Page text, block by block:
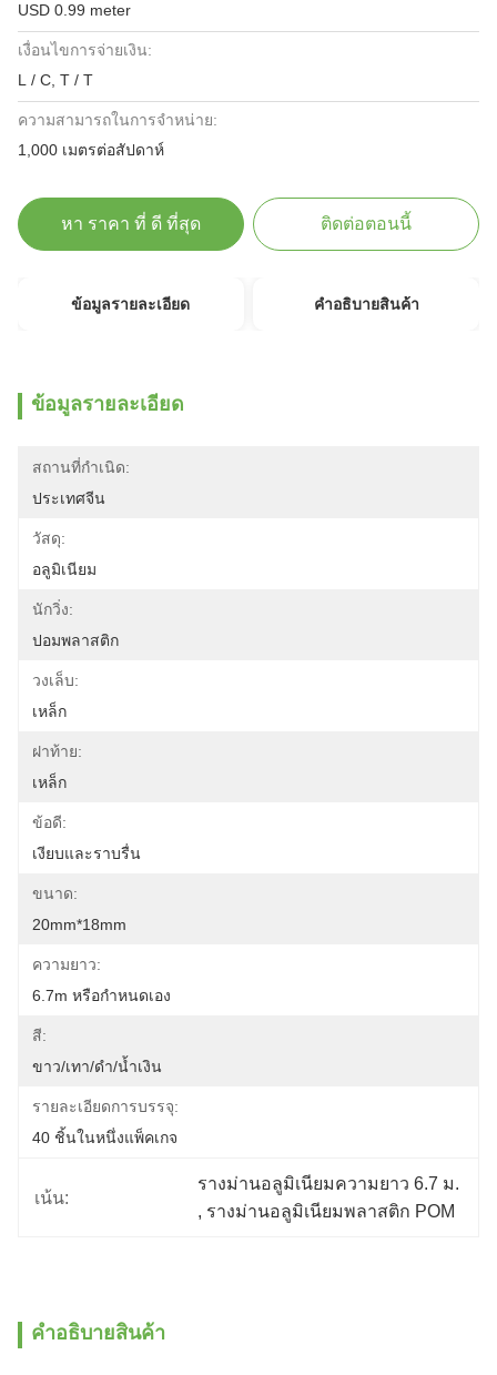
USD 0.99 meter
เงื่อนไขการจ่ายเงิน:
L / C, T / T
ความสามารถในการจําหน่าย:
1,000 เมตรต่อสัปดาห์
หา ราคา ที่ ดี ที่สุด ติดต่อตอนนี้
ข้อมูลรายละเอียด คําอธิบายสินค้า
ข้อมูลรายละเอียด
สถานที่กำเนิด:
ประเทศจีน
วัสดุ:
อลูมิเนียม
นักวิ่ง:
ปอมพลาสติก
วงเล็บ:
เหล็ก
ฝาท้าย:
เหล็ก
ข้อดี:
เงียบและราบรื่น
ขนาด:
20mm*18mm
ความยาว:
6.7m หรือกำหนดเอง
สี:
ขาว/เทา/ดำ/น้ำเงิน
รายละเอียดการบรรจุ:
40 ชิ้นในหนึ่งแพ็คเกจ
เน้น:
รางม่านอลูมิเนียมความยาว 6.7 ม.
, รางม่านอลูมิเนียมพลาสติก POM
คําอธิบายสินค้า